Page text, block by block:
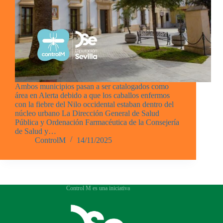
Ambos municipios pasan a ser catalogados como
área en Alerta debido a que los caballos enfermos
con la fiebre del Nilo occidental estaban dentro del
núcleo urbano La Dirección General de Salud
Pública y Ordenación Farmacéutica de la Consejería
de Salud y…
ControlM
14/11/2025
Control M es una iniciativa